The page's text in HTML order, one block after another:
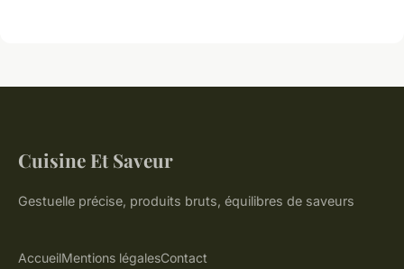
Cuisine Et Saveur
Gestuelle précise, produits bruts, équilibres de saveurs
AccueilMentions légalesContact